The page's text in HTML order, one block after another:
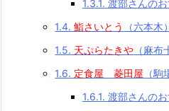
1.3.1. 渡部さんの
1.4. 鮨さいとう （六本木）
1.5. 天ぷらたきや （麻布
1.6. 定食屋 菱田屋 （駒
1.6.1. 渡部さんの